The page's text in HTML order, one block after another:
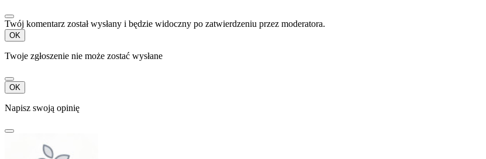
Twój komentarz został wysłany i będzie widoczny po zatwierdzeniu przez moderatora.
OK
Twoje zgłoszenie nie może zostać wysłane
OK
Napisz swoją opinię